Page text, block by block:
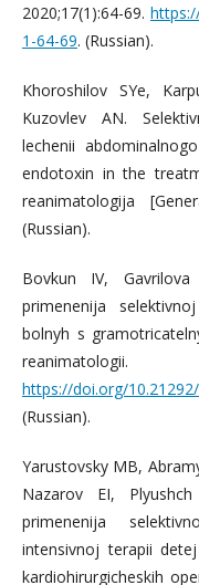
2020;17(1):64-69.
1-64-69. (Russian).
Khoroshilov SYe,
Kuzovlev AN.
lechenii
endotoxin in the
reanimatologija
(Russian).
Bovkun IV,
primenenija
bolnyh s
https://doi.org/
(Russian).
Yarustovsky МB,
Nazarov EI,
primenenija
intensivnoj terapii
kardiohirurgicheskih